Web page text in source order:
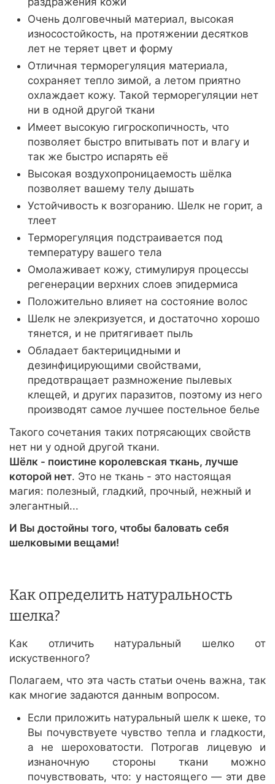
Очень долговечный материал, высокая
износостойкость, на протяжении десятков
лет не теряет цвет и форму
Отличная терморегуляция материала,
сохраняет тепло зимой, а летом приятно
охлаждает кожу. Такой терморегуляции нет
ни в одной другой ткани
Имеет высокую гигроскопичность, что
позволяет быстро впитывать пот и влагу и
так же быстро испарять её
Высокая воздухопроницаемость шёлка
позволяет вашему телу дышать
Устойчивость к возгоранию. Шелк не горит, а
тлеет
Терморегуляция подстраивается под
температуру вашего тела
Омолаживает кожу, стимулируя процессы
регенерации верхних слоев эпидермиса
Положительно влияет на состояние волос
Шелк не элекризуется, и достаточно хорошо
тянется, и не притягивает пыль
Обладает бактерицидными и
дезинфицирующими свойствами,
предотвращает размножение пылевых
клещей, и других паразитов, поэтому из него
производят самое лучшее постельное белье
Такого сочетания таких потрясающих свойств
нет ни у одной другой ткани.
Шёлк - поистине королевская ткань, лучше
которой нет. Это не ткань - это настоящая
магия: полезный, гладкий, прочный, нежный и
элегантный...
И Вы достойны того, чтобы баловать себя
шелковыми вещами!
Как определить натуральность
шелка?
Как отличить натуральный шелко от
искуственного?
Полагаем, что эта часть статьи очень важна, так
как многие задаются данным вопросом.
Если приложить натуральный шелк к шеке, то
Вы почувствуете чувство тепла и гладкости,
а не шероховатости. Потрогав лицевую и
изнаночную стороны ткани можно
почувствовать, что: у настоящего — эти две